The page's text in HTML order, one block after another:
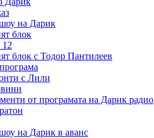
на Дарик
блок
блок с Тодор Пантилеев
с Лили
от програмата на Дарик радио
на Дарик в аванс